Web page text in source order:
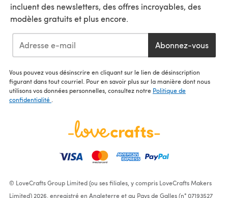
incluent des newsletters, des offres incroyables, des
modèles gratuits et plus encore.
Abonnez-vous
Vous pouvez vous désinscrire en cliquant sur le lien de désinscription
figurant dans tout courriel. Pour en savoir plus sur la manière dont nous
utilisons vos données personnelles, consultez notre Politique de
confidentialité
© LoveCrafts Group Limited (ou ses filiales, y compris LoveCrafts Makers
Limited) 2026, enregistré en Angleterre et au Pays de Galles (n° 07193527